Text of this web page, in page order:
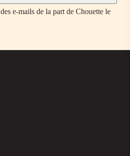
e-mails de la part de Chouette le